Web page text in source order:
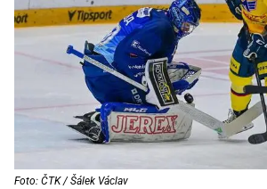
Foto: ČTK / Šálek Václav